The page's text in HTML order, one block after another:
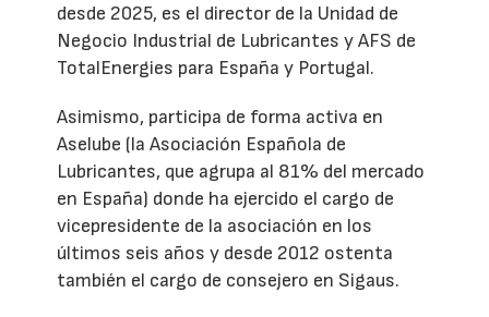
desde 2025, es el director de la Unidad de
Negocio Industrial de Lubricantes y AFS de
TotalEnergies para España y Portugal.
Asimismo, participa de forma activa en
Aselube (la Asociación Española de
Lubricantes, que agrupa al 81% del mercado
en España) donde ha ejercido el cargo de
vicepresidente de la asociación en los
últimos seis años y desde 2012 ostenta
también el cargo de consejero en Sigaus.